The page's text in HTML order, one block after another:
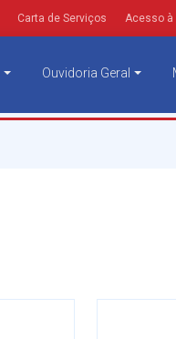
Carta de Serviços Acesso à
Ouvidoria Geral